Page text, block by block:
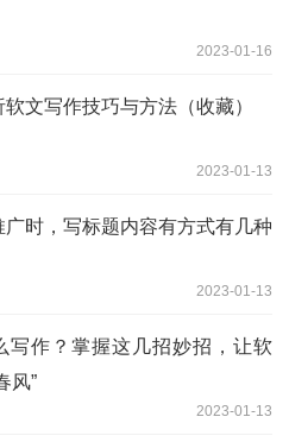
2023-01-16
文写作技巧与方法（收藏）
2023-01-13
广时，写标题内容有方式有几种
2023-01-13
写作？掌握这几招妙招，让软
风”
2023-01-13